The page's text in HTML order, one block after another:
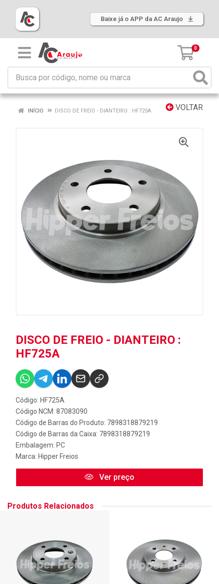
Baixe já o APP da AC Araujo
0
VOLTAR
INÍCIO DISCO DE FREIO - DIANTEIRO : HF725A
DISCO DE FREIO - DIANTEIRO :
HF725A
Código: HF725A
Código NCM: 87083090
Código de Barras do Produto: 7898318879219
Código de Barras da Caixa: 7898318879219
Embalagem: PC
Marca: Hipper Freios
Ver preço
Produtos Relacionados